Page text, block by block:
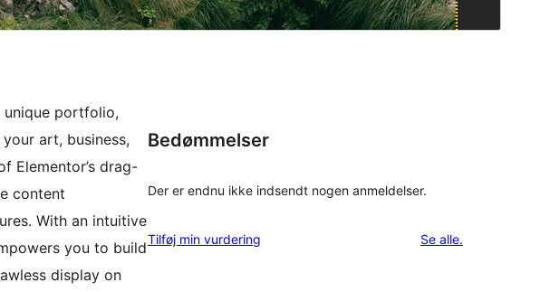
unique portfolio,
art, business,
Elementor’s drag-
content
With an intuitive
you to build
display on
Bedømmelser
Der er endnu ikke indsendt nogen anmeldelser.
Tilføj min vurdering Se alleanmeldelser
.